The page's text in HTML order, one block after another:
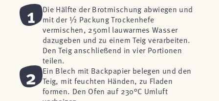
1
Die Hälfte der Brotmischung abwiegen und
mit der ½ Packung Trockenhefe
vermischen, 250ml lauwarmes Wasser
dazugeben und zu einem Teig verarbeiten.
Den Teig anschließend in vier Portionen
teilen.
2
Ein Blech mit Backpapier belegen und den
Teig, mit feuchten Händen, zu Fladen
formen. Den Ofen auf 230°C Umluft